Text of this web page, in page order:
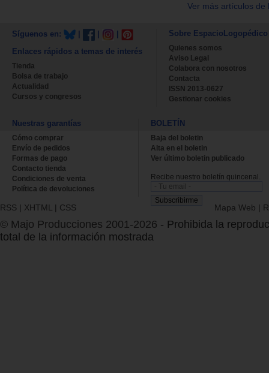
Ver más artículos
Síguenos en:
Enlaces rápidos a temas de interés
Tienda
Bolsa de trabajo
Actualidad
Cursos y congresos
Sobre EspacioLogopédico
Quienes somos
Aviso Legal
Colabora con nosotros
Contacta
ISSN 2013-0627
Gestionar cookies
Nuestras garantías
Cómo comprar
Envío de pedidos
Formas de pago
Contacto tienda
Condiciones de venta
Política de devoluciones
BOLETÍN
Baja del boletin
Alta en el boletin
Ver último boletin publicado
Recibe nuestro boletín quincenal.
RSS | XHTML | CSS Mapa Web |
© Majo Producciones 2001-2026 - Prohibida la
total de la información mostrada